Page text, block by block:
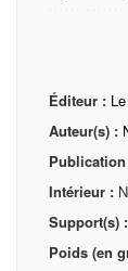
Éditeur :
Auteur(s) :
Intérieur :
Support(s) :
Poids (en